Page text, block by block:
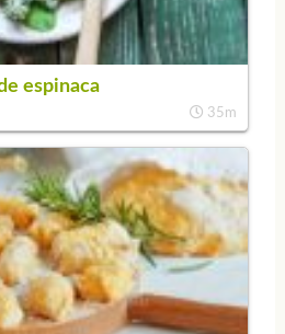
espinaca
35m